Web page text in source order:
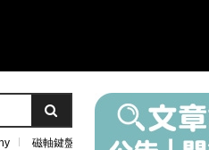
磁軸鍵盤